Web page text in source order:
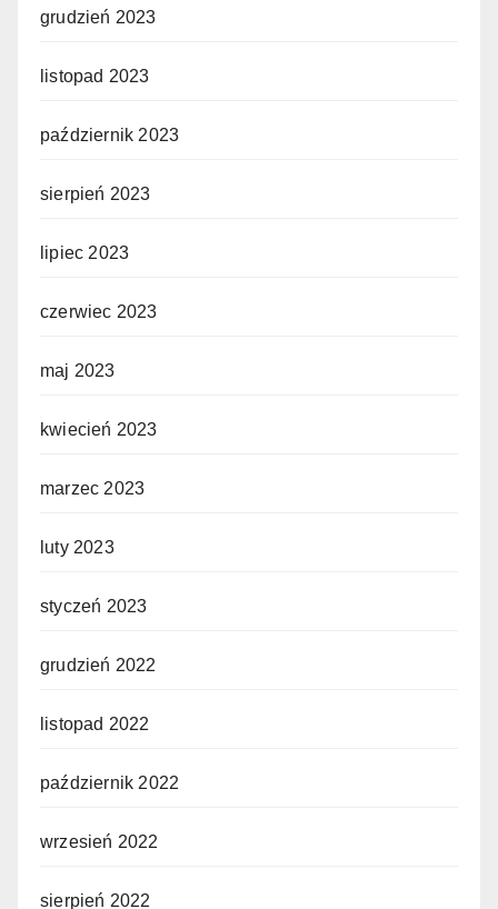
grudzień 2023
listopad 2023
październik 2023
sierpień 2023
lipiec 2023
czerwiec 2023
maj 2023
kwiecień 2023
marzec 2023
luty 2023
styczeń 2023
grudzień 2022
listopad 2022
październik 2022
wrzesień 2022
sierpień 2022